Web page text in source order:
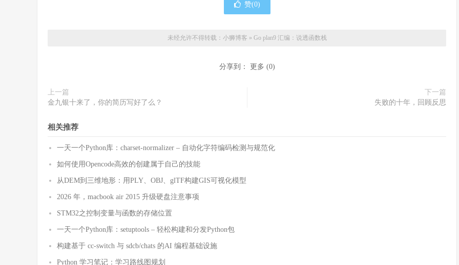
赞(0)
未经允许不得转载： 小狮博客 » Go plan9 汇编：说透函数栈
分享到： 更多 (0)
上一篇
金九银十来了，你的简历写好了么？
下一篇
失败的十年，回顾反思
相关推荐
一天一个Python库：charset-normalizer – 自动化字符编码检测与规范化
如何使用Opencode高效的创建属于自己的技能
从DEM到三维地形：用PLY、OBJ、glTF构建GIS可视化模型
2026 年，macbook air 2015 升级硬盘注意事项
STM32之控制变量与函数的存储位置
一天一个Python库：setuptools – 轻松构建和分发Python包
构建基于 cc-switch 与 sdcb/chats 的AI 编程基础设施
Python 学习笔记：学习路线图规划